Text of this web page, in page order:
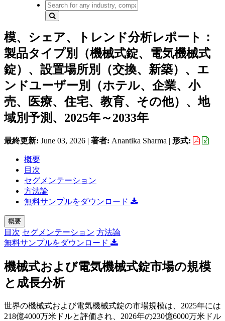
模、シェア、トレンド分析レポート：
製品タイプ別（機械式錠、電気機械式
錠）、設置場所別（交換、新築）、エ
ンドユーザー別（ホテル、企業、小
売、医療、住宅、教育、その他）、地
域別予測、2025年～2033年
最終更新: June 03, 2026 | 著者: Anantika Sharma | 形式:
概要
目次
セグメンテーション
方法論
無料サンプルをダウンロード
概要
目次 セグメンテーション 方法論
無料サンプルをダウンロード
機械式および電気機械式錠市場の規模
と成長分析
世界の機械式および電気機械式錠の市場規模は、2025年には
218億4000万米ドルと評価され、2026年の230億6000万米ドル